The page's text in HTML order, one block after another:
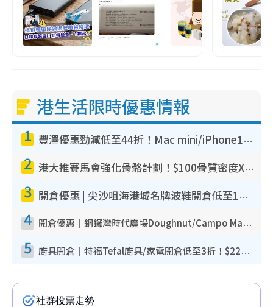
港生活限時優惠情報
1 豐澤優惠勁減低至44折！Mac mini/iPhone17Pro大減價！廚房家電$220起
2 港大推賽馬會強化骨骼計劃！$100骨質密度X光檢查 完成免費運動訓練送超市禮券！附參加資格
3 開倉優惠 | 尖沙咀海港城名牌波鞋開倉低至1折！On鞋$899起／Joy&Peace鞋履$98起
4 開倉優惠｜銅鑼灣時代廣場Doughnut/Campo Marzio開倉低至1折！背囊、書包、手袋劈價$200起
5 廚具開倉｜特福Tefal廚具/家電開倉低至3折！$220起買平底鍋/炒鑊/湯煲！電飯煲/吸塵機/燙斗$418起